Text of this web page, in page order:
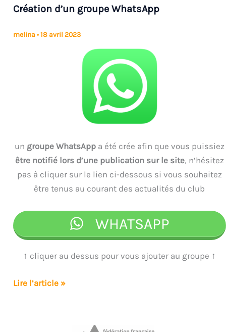
chaîne
Création d’un groupe WhatsApp
melina •18 avril 2023
un groupe WhatsAppa été crée afin que vous puissiez
être notifié lors d’une publication sur le site, n’hésitez
pas à cliquer sur le lien ci-dessous si vous souhaitez
être tenus au courant des actualités du club
WHATSAPP
↑ cliquer au dessus pour vous ajouter au groupe ↑
Création
Lire l’article »